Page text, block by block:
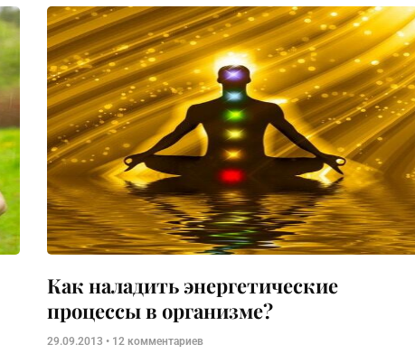
Как наладить энергетические
процессы в организме?
29.09.2013 12 комментариев